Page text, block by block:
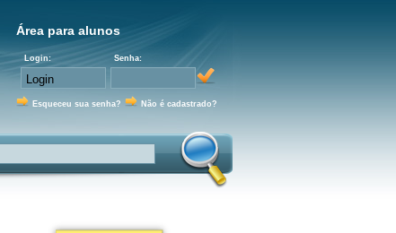
Área para alunos
Login: Senha:
Esqueceu sua senha? Não é cadastrado?